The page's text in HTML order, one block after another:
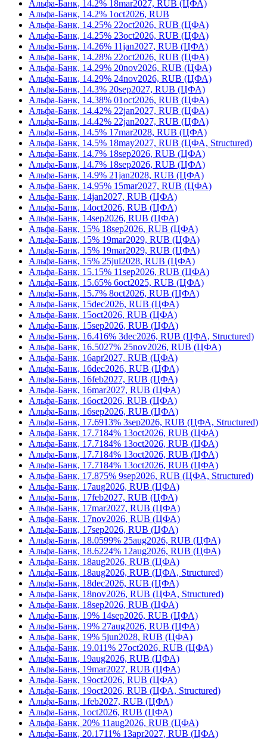
Альфа-Банк, 14.2% 18mar2027, RUB (ЦФА)
Альфа-Банк, 14.2% 1oct2026, RUB
Альфа-Банк, 14.25% 22oct2026, RUB (ЦФА)
Альфа-Банк, 14.25% 23oct2026, RUB (ЦФА)
Альфа-Банк, 14.26% 11jan2027, RUB (ЦФА)
Альфа-Банк, 14.28% 22oct2026, RUB (ЦФА)
Альфа-Банк, 14.29% 20nov2026, RUB (ЦФА)
Альфа-Банк, 14.29% 24nov2026, RUB (ЦФА)
Альфа-Банк, 14.3% 20sep2027, RUB (ЦФА)
Альфа-Банк, 14.38% 01oct2026, RUB (ЦФА)
Альфа-Банк, 14.42% 22jan2027, RUB (ЦФА)
Альфа-Банк, 14.42% 22jan2027, RUB (ЦФА)
Альфа-Банк, 14.5% 17mar2028, RUB (ЦФА)
Альфа-Банк, 14.5% 18may2027, RUB (ЦФА, Structured)
Альфа-Банк, 14.7% 18sep2026, RUB (ЦФА)
Альфа-Банк, 14.7% 18sep2026, RUB (ЦФА)
Альфа-Банк, 14.9% 21jan2028, RUB (ЦФА)
Альфа-Банк, 14.95% 15mar2027, RUB (ЦФА)
Альфа-Банк, 14jan2027, RUB (ЦФА)
Альфа-Банк, 14oct2026, RUB (ЦФА)
Альфа-Банк, 14sep2026, RUB (ЦФА)
Альфа-Банк, 15% 18sep2026, RUB (ЦФА)
Альфа-Банк, 15% 19mar2029, RUB (ЦФА)
Альфа-Банк, 15% 19mar2029, RUB (ЦФА)
Альфа-Банк, 15% 25jul2028, RUB (ЦФА)
Альфа-Банк, 15.15% 11sep2026, RUB (ЦФА)
Альфа-Банк, 15.65% 6oct2025, RUB (ЦФА)
Альфа-Банк, 15.7% 8oct2026, RUB (ЦФА)
Альфа-Банк, 15dec2026, RUB (ЦФА)
Альфа-Банк, 15oct2026, RUB (ЦФА)
Альфа-Банк, 15sep2026, RUB (ЦФА)
Альфа-Банк, 16.416% 3dec2026, RUB (ЦФА, Structured)
Альфа-Банк, 16.5027% 25nov2026, RUB (ЦФА)
Альфа-Банк, 16apr2027, RUB (ЦФА)
Альфа-Банк, 16dec2026, RUB (ЦФА)
Альфа-Банк, 16feb2027, RUB (ЦФА)
Альфа-Банк, 16mar2027, RUB (ЦФА)
Альфа-Банк, 16oct2026, RUB (ЦФА)
Альфа-Банк, 16sep2026, RUB (ЦФА)
Альфа-Банк, 17.6913% 3sep2026, RUB (ЦФА, Structured)
Альфа-Банк, 17.7184% 13oct2026, RUB (ЦФА)
Альфа-Банк, 17.7184% 13oct2026, RUB (ЦФА)
Альфа-Банк, 17.7184% 13oct2026, RUB (ЦФА)
Альфа-Банк, 17.7184% 13oct2026, RUB (ЦФА)
Альфа-Банк, 17.875% 9sep2026, RUB (ЦФА, Structured)
Альфа-Банк, 17aug2026, RUB (ЦФА)
Альфа-Банк, 17feb2027, RUB (ЦФА)
Альфа-Банк, 17mar2027, RUB (ЦФА)
Альфа-Банк, 17nov2026, RUB (ЦФА)
Альфа-Банк, 17sep2026, RUB (ЦФА)
Альфа-Банк, 18.0599% 25aug2026, RUB (ЦФА)
Альфа-Банк, 18.6224% 12aug2026, RUB (ЦФА)
Альфа-Банк, 18aug2026, RUB (ЦФА)
Альфа-Банк, 18aug2026, RUB (ЦФА, Structured)
Альфа-Банк, 18dec2026, RUB (ЦФА)
Альфа-Банк, 18nov2026, RUB (ЦФА, Structured)
Альфа-Банк, 18sep2026, RUB (ЦФА)
Альфа-Банк, 19% 14sep2026, RUB (ЦФА)
Альфа-Банк, 19% 27aug2026, RUB (ЦФА)
Альфа-Банк, 19% 5jun2028, RUB (ЦФА)
Альфа-Банк, 19.011% 27oct2026, RUB (ЦФА)
Альфа-Банк, 19aug2026, RUB (ЦФА)
Альфа-Банк, 19mar2027, RUB (ЦФА)
Альфа-Банк, 19oct2026, RUB (ЦФА)
Альфа-Банк, 19oct2026, RUB (ЦФА, Structured)
Альфа-Банк, 1feb2027, RUB (ЦФА)
Альфа-Банк, 1oct2026, RUB (ЦФА)
Альфа-Банк, 20% 11aug2026, RUB (ЦФА)
Альфа-Банк, 20.1711% 13apr2027, RUB (ЦФА)